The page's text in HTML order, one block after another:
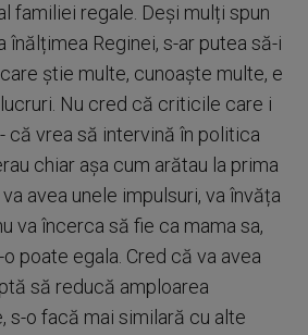
familiei regale. Deși mulți spun
înălțimea Reginei, s-ar putea să-i
știe multe, cunoaște multe, e
Nu cred că criticile care i
că vrea să intervină în politica
chiar așa cum arătau la prima
avea unele impulsuri, va învăța
va încerca să fie ca mama sa,
poate egala. Cred că va avea
să reducă amploarea
s-o facă mai similară cu alte